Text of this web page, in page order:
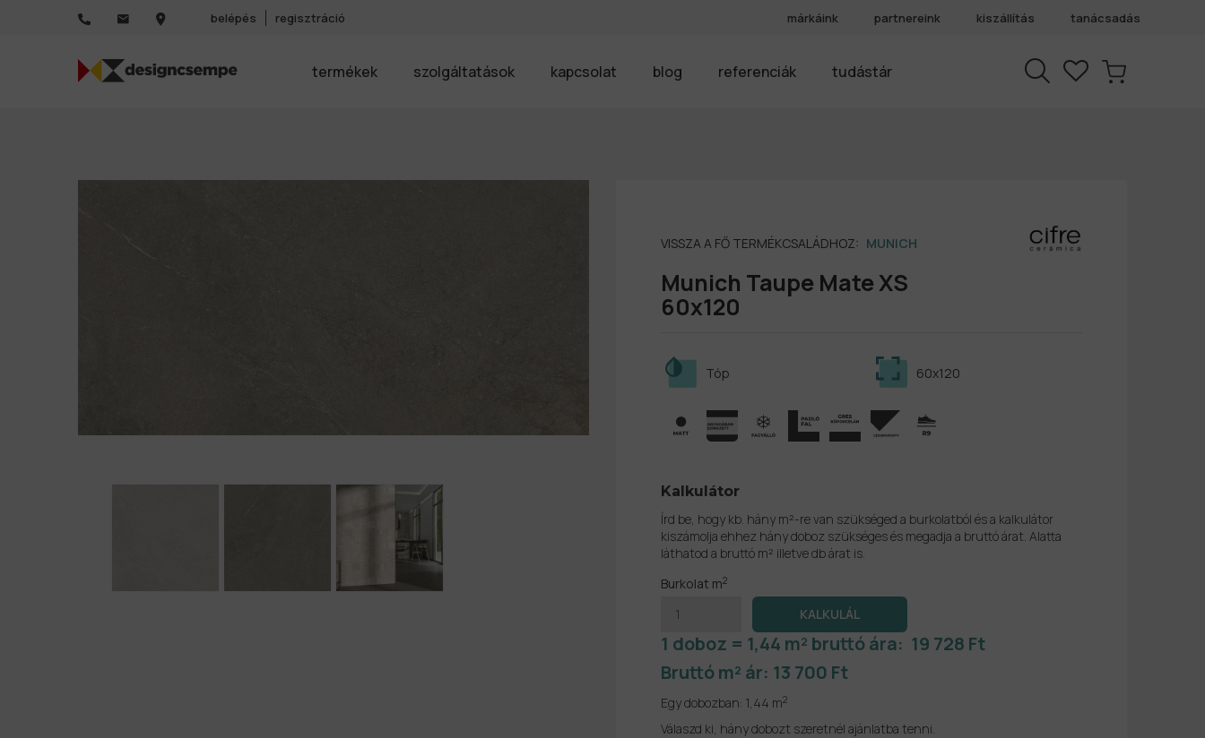
belépés regisztráció márkáink partnereink kiszállítás tanácsadás
termékek szolgáltatások kapcsolat blog referenciák tudástár
VISSZA A FŐ TERMÉKCSALÁDHOZ: MUNICH
Munich Taupe Mate XS
60x120
60x120
Tóp
Kalkulátor
Írd be, hogy kb. hány m²-re van szükséged a burkolatból és a kalkulátor
kiszámolja ehhez hány doboz szükséges és megadja a bruttó árat. Alatta
láthatod a bruttó m² illetve db árat is.
Burkolat m2
1 doboz = 1,44 m² bruttó ára: 19 728 Ft
Bruttó m² ár: 13 700 Ft
Egy dobozban: 1,44 m2
Válaszd ki, hány dobozt szeretnél ajánlatba tenni.